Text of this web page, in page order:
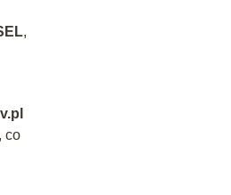
,
, co